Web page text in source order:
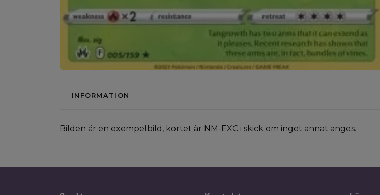
INFORMATION
Bilden är en exempelbild, kortet är NM-EXC i skick om inget annat anges.